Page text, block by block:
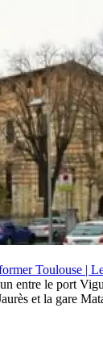
Toulouse |
entre le port
et la gare